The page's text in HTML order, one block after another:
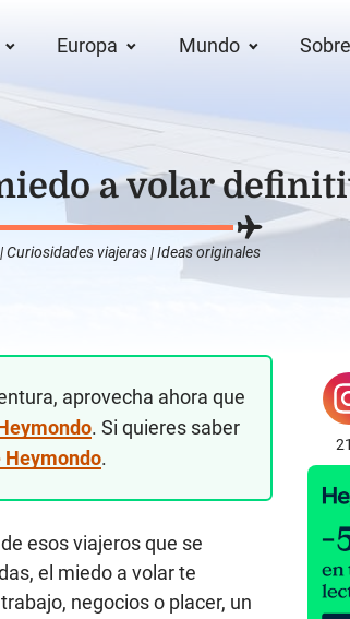
Europa Mundo
a volar
Curiosidades viajeras|Ideas originales
aprovecha ahora que
. Si quieres saber
Heymondo.
esos viajeros que se
el miedo a volar te
negocios o placer, un